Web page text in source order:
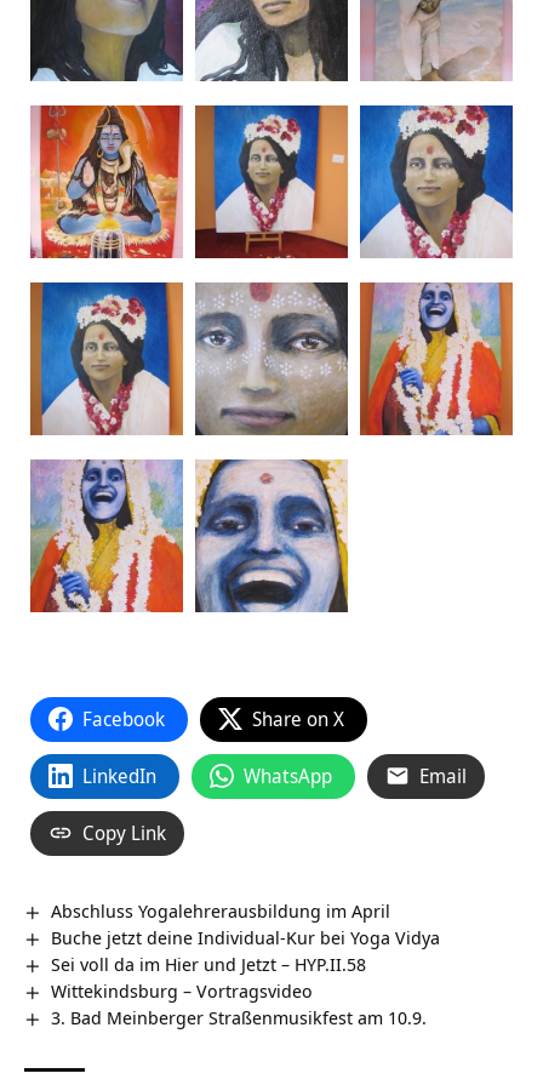
Facebook Share on X
LinkedIn WhatsApp Email
Copy Link
Abschluss Yogalehrerausbildung im April
Buche jetzt deine Individual-Kur bei Yoga Vidya
Sei voll da im Hier und Jetzt – HYP.II.58
Wittekindsburg‏‎ – Vortragsvideo
3. Bad Meinberger Straßenmusikfest am 10.9.